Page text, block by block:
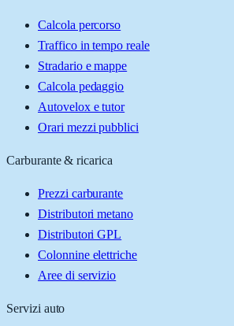
Calcola percorso
Traffico in tempo reale
Stradario e mappe
Calcola pedaggio
Autovelox e tutor
Orari mezzi pubblici
Carburante & ricarica
Prezzi carburante
Distributori metano
Distributori GPL
Colonnine elettriche
Aree di servizio
Servizi auto